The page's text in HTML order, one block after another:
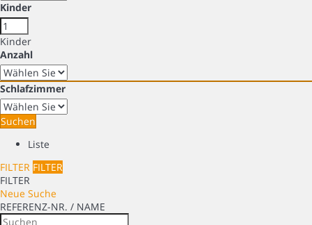
Kinder
Kinder
Anzahl
Schlafzimmer
Suchen
Liste
FILTER FILTER
FILTER
Neue Suche
REFERENZ-NR. / NAME